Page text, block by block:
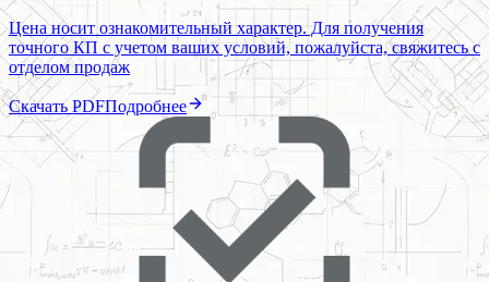
Цена носит ознакомительный характер. Для получения
точного КП с учетом ваших условий, пожалуйста, свяжитесь с
отделом продаж
Скачать PDFПодробнее